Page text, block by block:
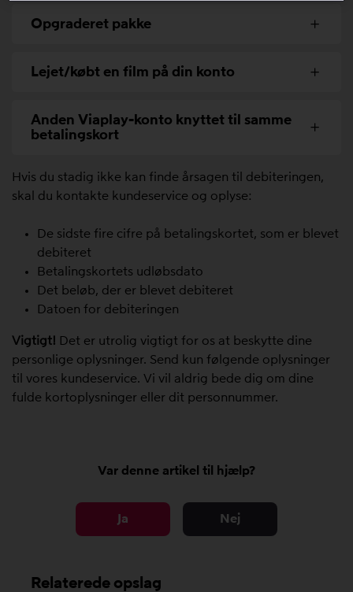
Opgraderet pakke
Lejet/købt en film på din konto
Anden Viaplay-konto knyttet til samme
betalingskort
Hvis du stadig ikke kan finde årsagen til debiteringen,
skal du kontakte kundeservice og oplyse:
De sidste fire cifre på betalingskortet, som er blevet
debiteret
Betalingskortets udløbsdato
Det beløb, der er blevet debiteret
Datoen for debiteringen
Vigtigt!
Det er utrolig vigtigt for os at beskytte dine
personlige oplysninger. Send kun følgende oplysninger
til vores kundeservice. Vi vil aldrig bede dig om dine
fulde kortoplysninger eller dit personnummer.
Var denne artikel til hjælp?
Ja Nej
Relaterede opslag